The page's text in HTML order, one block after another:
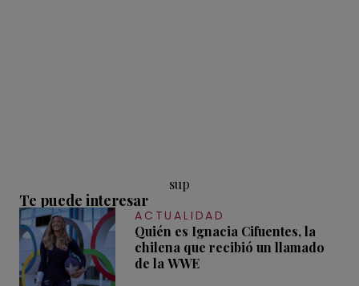
sup
Te puede interesar
ACTUALIDAD
Quién es Ignacia Cifuentes, la
chilena que recibió un llamado
de la WWE